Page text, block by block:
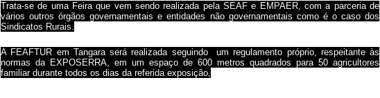
Trata-se de uma Feira que vem sendo realizada pela SEAF e EMPAER, com a parceria de
vários outros órgãos governamentais e entidades não governamentais como é o caso dos
Sindicatos Rurais.
A FEAFTUR em Tangara será realizada seguindo
um regulamento próprio, respeitante às
normas da EXPOSERRA, em um espaço de 600 metros quadrados para 50 agricultores
familiar durante todos os dias da referida exposição,